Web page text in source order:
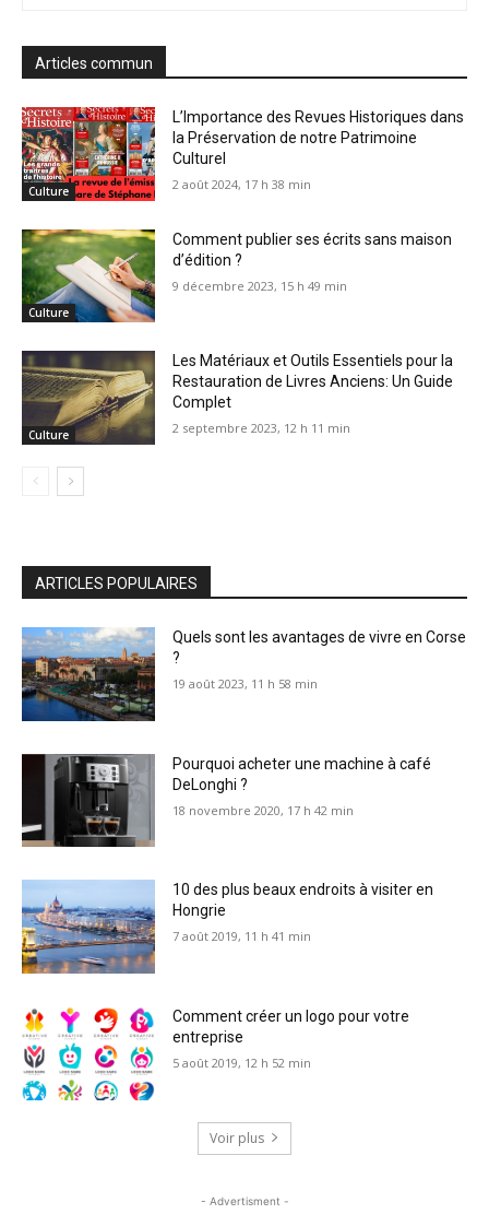
Articles commun
Culture
L’Importance des Revues Historiques dans
la Préservation de notre Patrimoine
Culturel
2 août 2024, 17 h 38 min
Culture
Comment publier ses écrits sans maison
d’édition ?
9 décembre 2023, 15 h 49 min
Culture
Les Matériaux et Outils Essentiels pour la
Restauration de Livres Anciens: Un Guide
Complet
2 septembre 2023, 12 h 11 min
ARTICLES POPULAIRES
Quels sont les avantages de vivre en Corse
?
19 août 2023, 11 h 58 min
Pourquoi acheter une machine à café
DeLonghi ?
18 novembre 2020, 17 h 42 min
10 des plus beaux endroits à visiter en
Hongrie
7 août 2019, 11 h 41 min
Comment créer un logo pour votre
entreprise
5 août 2019, 12 h 52 min
Voir plus
- Advertisment -